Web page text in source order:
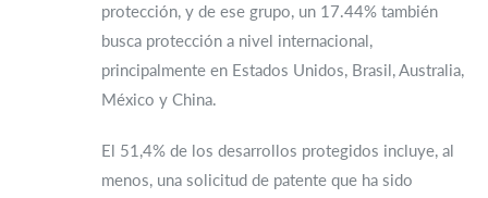
protección, y de ese grupo, un 17.44% también
busca protección a nivel internacional,
principalmente en Estados Unidos, Brasil, Australia,
México y China.
El 51,4% de los desarrollos protegidos incluye, al
menos, una solicitud de patente que ha sido